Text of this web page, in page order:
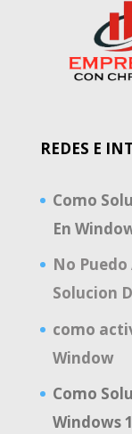
REDES E
Como
En
No
Solucion
como
Window
Como
Windows